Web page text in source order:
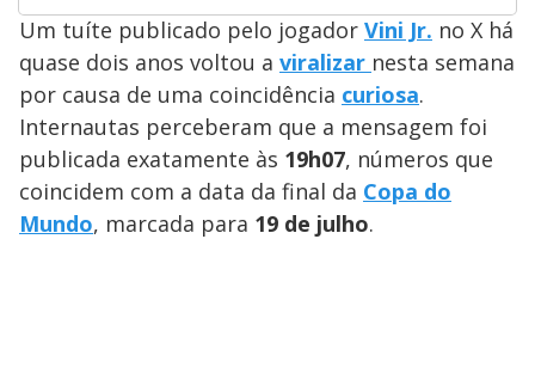
Um tuíte publicado pelo jogador Vini Jr. no X há
quase dois anos voltou a viralizar nesta semana
por causa de uma coincidência curiosa.
Internautas perceberam que a mensagem foi
publicada exatamente às 19h07, números que
coincidem com a data da final da Copa do
Mundo, marcada para 19 de julho.